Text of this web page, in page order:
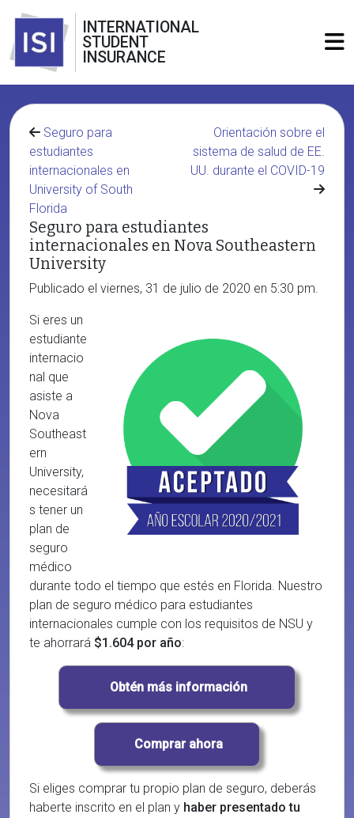
INTERNATIONAL
STUDENT
INSURANCE
Seguro para
estudiantes
internacionales en
University of South
Florida
Orientación sobre el
sistema de salud de EE.
UU. durante el COVID-19
Seguro para estudiantes
internacionales en Nova Southeastern
University
Publicado el viernes, 31 de julio de 2020 en 5:30 pm.
Si eres un
estudiante
internacio
nal que
asiste a
Nova
Southeast
ern
University,
necesitará
s tener un
plan de
seguro
médico
durante todo el tiempo que estés en Florida. Nuestro
plan de seguro médico para estudiantes
internacionales cumple con los requisitos de NSU y
te ahorrará $1.604 por año:
Si eliges comprar tu propio plan de seguro, deberás
haberte inscrito en el plan y haber presentado tu